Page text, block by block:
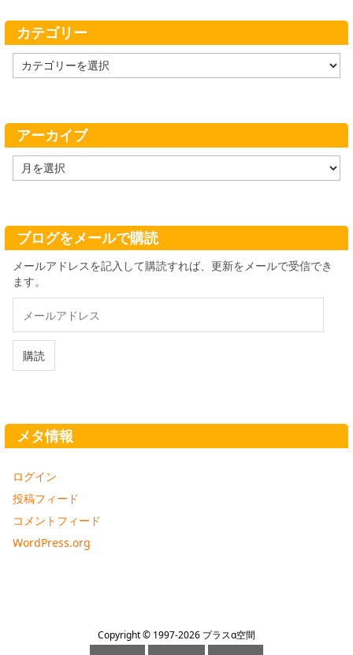
カテゴリー
テ
ー
アーカイブ
ー
ブ
ブログをメールで購読
メールアドレスを記入して購読すれば、更新をメールで受信でき
ます。
ル
ド
購読
メタ情報
ログイン
投稿フィード
コメントフィード
WordPress.org
Copyright © 1997-2026 プラスα空間